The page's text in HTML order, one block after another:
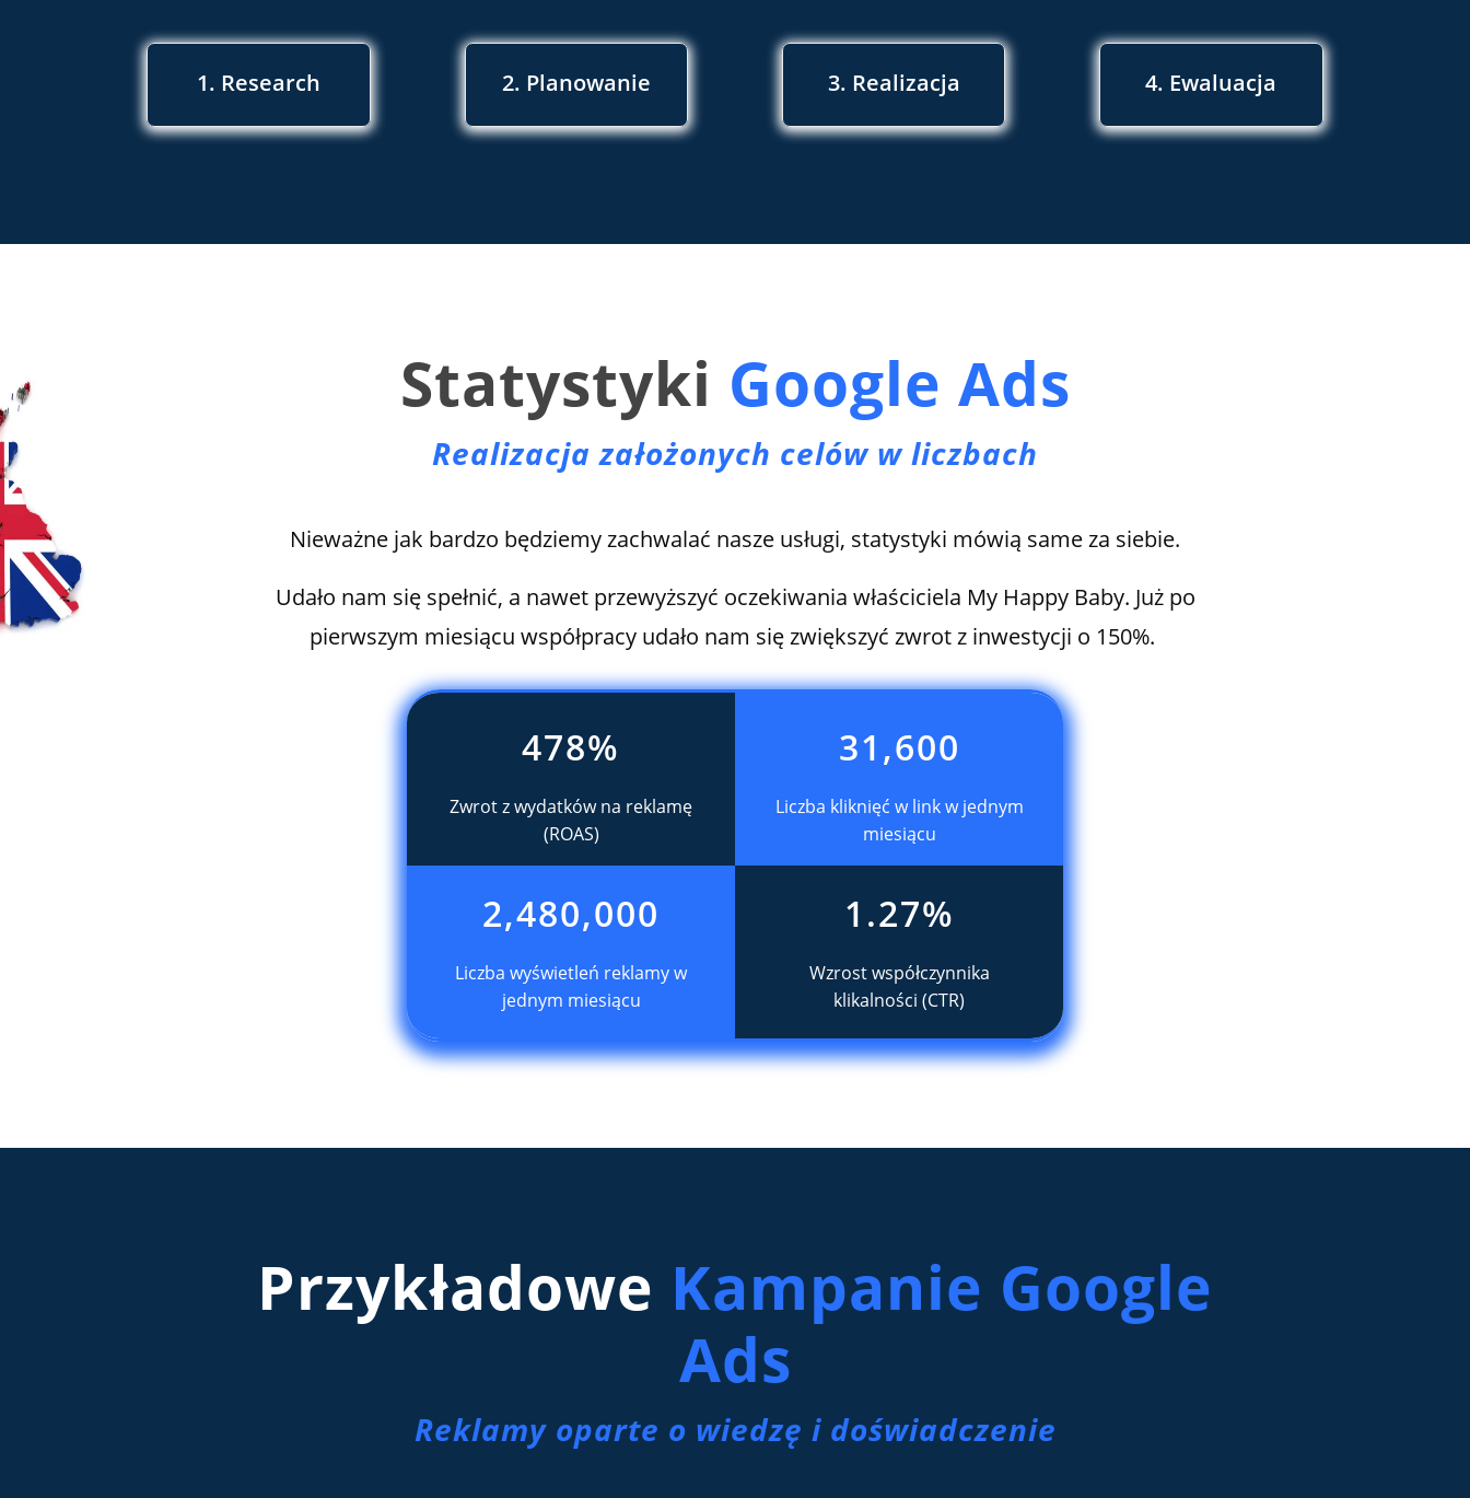
1. Research 2. Planowanie 3. Realizacja 4. Ewaluacja
Statystyki Google Ads
Realizacja założonych celów w liczbach
Nieważne jak bardzo będziemy zachwalać nasze usługi, statystyki mówią same za siebie.
Udało nam się spełnić, a nawet przewyższyć oczekiwania właściciela My Happy Baby. Już po
pierwszym miesiącu współpracy udało nam się zwiększyć zwrot z inwestycji o 150%.
478%
Zwrot z wydatków na reklamę
(ROAS)
2,480,000
Liczba wyświetleń reklamy w
jednym miesiącu
31,600
Liczba kliknięć w link w jednym
miesiącu
1.27%
Wzrost współczynnika
klikalności (CTR)
Przykładowe Kampanie Google
Ads
Reklamy oparte o wiedzę i doświadczenie